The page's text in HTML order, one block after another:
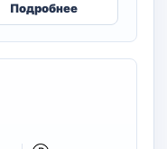
Подробнее